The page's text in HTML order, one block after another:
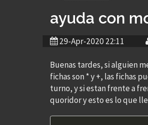
ayuda con
29-Apr-2020 22:11
Buenas tardes, si alguien
fichas son * y +, las fichas
turno, y si estan frente a
quoridor y esto es lo que